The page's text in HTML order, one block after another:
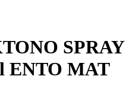
SPRAY
MAT